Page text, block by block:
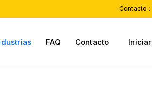
Contacto :
FAQ Contacto